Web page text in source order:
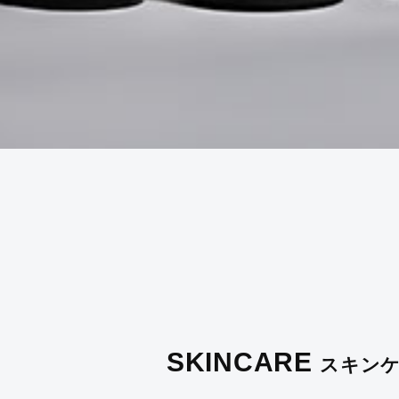
SKINCARE スキン